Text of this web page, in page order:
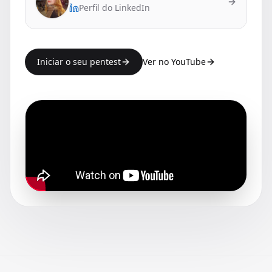
Perfil do LinkedIn
Iniciar o seu pentest Ver no YouTube